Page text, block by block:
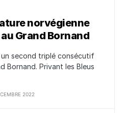
norvégienne
Grand Bornand
un second triplé consécutif
Bornand. Privant les Bleus
2022